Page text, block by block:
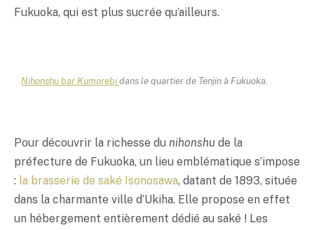
Fukuoka, qui est plus sucrée qu’ailleurs.
Nihonshu bar Kumorebidans le quartier de Tenjin à Fukuoka.
Pour découvrir la richesse du nihonshu de la
préfecture de Fukuoka, un lieu emblématique s’impose
: la brasserie de saké Isonosawa, datant de 1893, située
dans la charmante ville d’Ukiha. Elle propose en effet
un hébergement entièrement dédié au saké ! Les